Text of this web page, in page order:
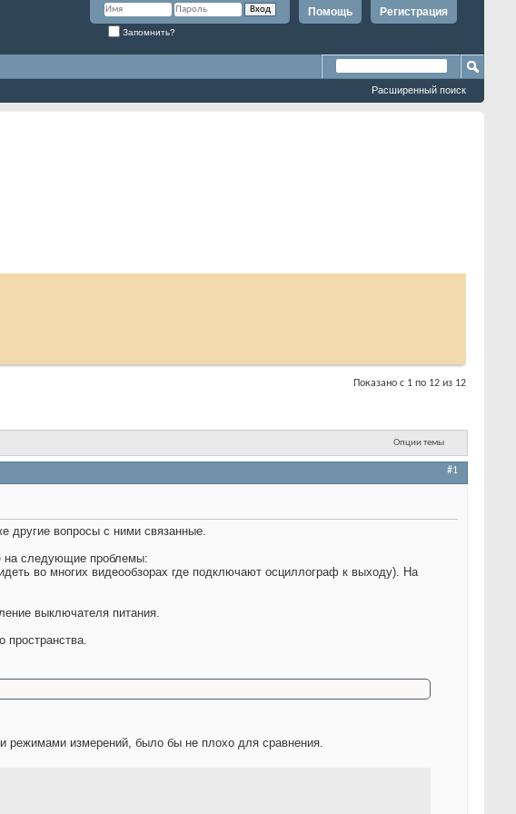
Регистрация
Помощь
Запомнить?
Расширенный поиск
Показано с 1 по 12 из 12
Опции темы
#1
другие вопросы с ними связанные.
на следующие проблемы:
во многих видеообзорах где подключают осциллограф к выходу). На
выключателя питания.
пространства.
режимами измерений, было бы не плохо для сравнения.